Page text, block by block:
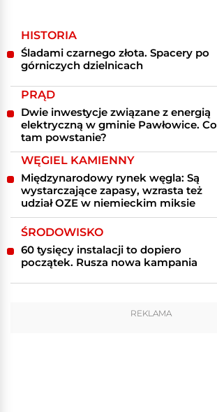
HISTORIA
Śladami czarnego złota. Spacery po
górniczych dzielnicach
PRĄD
Dwie inwestycje związane z energią
elektryczną w gminie Pawłowice. Co
tam powstanie?
WĘGIEL KAMIENNY
Międzynarodowy rynek węgla: Są
wystarczające zapasy, wzrasta też
udział OZE w niemieckim miksie
ŚRODOWISKO
60 tysięcy instalacji to dopiero
początek. Rusza nowa kampania
REKLAMA